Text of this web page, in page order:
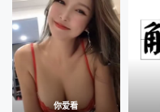
你爱看